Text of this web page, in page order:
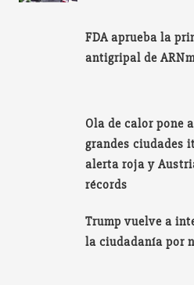
FDA aprueba la
antigripal de
Ola de calor pone
grandes ciudades
alerta roja y
récords
Trump vuelve a
la ciudadanía por